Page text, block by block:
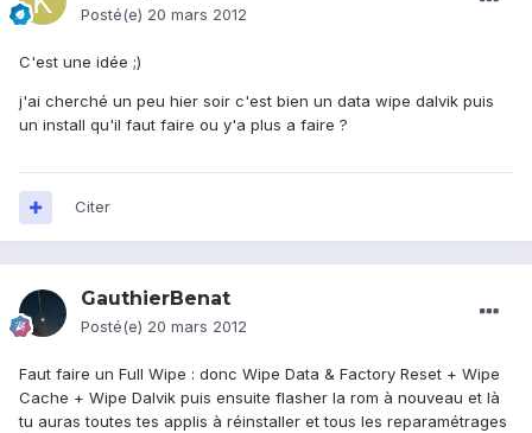
Posté(e) 20 mars 2012
C'est une idée ;)
j'ai cherché un peu hier soir c'est bien un data wipe dalvik puis
un install qu'il faut faire ou y'a plus a faire ?
Citer
GauthierBenat
Posté(e) 20 mars 2012
Faut faire un Full Wipe : donc Wipe Data & Factory Reset + Wipe
Cache + Wipe Dalvik puis ensuite flasher la rom à nouveau et là
tu auras toutes tes applis à réinstaller et tous les reparamétrages